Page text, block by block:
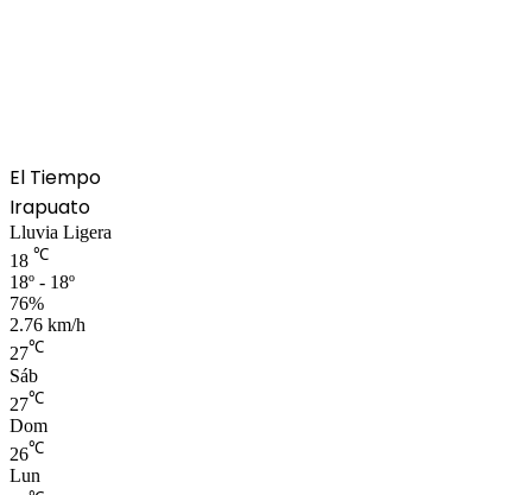
El Tiempo
Irapuato
Lluvia Ligera
18 ℃
18º - 18º
76%
2.76 km/h
27℃
Sáb
27℃
Dom
26℃
Lun